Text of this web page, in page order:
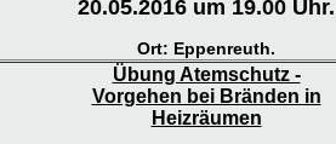
20.05.2016 um 19.00 Uhr.
Ort: Eppenreuth.
Übung Atemschutz -
Vorgehen bei Bränden in
Heizräumen